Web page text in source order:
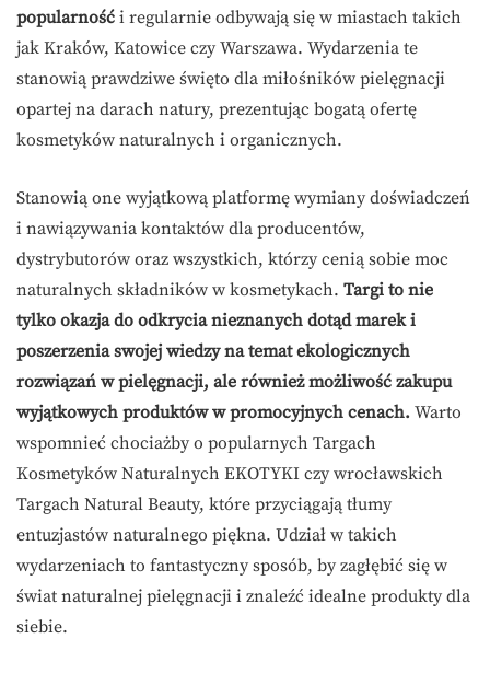
popularność i regularnie odbywają się w miastach takich
jak Kraków, Katowice czy Warszawa. Wydarzenia te
stanowią prawdziwe święto dla miłośników pielęgnacji
opartej na darach natury, prezentując bogatą ofertę
kosmetyków naturalnych i organicznych.
Stanowią one wyjątkową platformę wymiany doświadczeń
i nawiązywania kontaktów dla producentów,
dystrybutorów oraz wszystkich, którzy cenią sobie moc
naturalnych składników w kosmetykach. Targi to nie
tylko okazja do odkrycia nieznanych dotąd marek i
poszerzenia swojej wiedzy na temat ekologicznych
rozwiązań w pielęgnacji, ale również możliwość zakupu
wyjątkowych produktów w promocyjnych cenach. Warto
wspomnieć chociażby o popularnych Targach
Kosmetyków Naturalnych EKOTYKI czy wrocławskich
Targach Natural Beauty, które przyciągają tłumy
entuzjastów naturalnego piękna. Udział w takich
wydarzeniach to fantastyczny sposób, by zagłębić się w
świat naturalnej pielęgnacji i znaleźć idealne produkty dla
siebie.